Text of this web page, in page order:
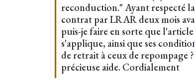
reconduction." Ayant respecté
contrat par LRAR deux mois
puis-je faire en sorte que
s'applique, ainsi que ses
de retrait à ceux de repompage
précieuse aide. Cordialement